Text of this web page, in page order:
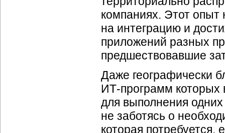
компаниях. Этот опыт
на интеграцию и
приложений разных
предшествовавшие
Даже географически
ИТ-программ которых
для выполнения
не заботясь о
которая потребуется,